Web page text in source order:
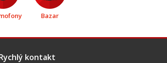
Bazar
kontakt